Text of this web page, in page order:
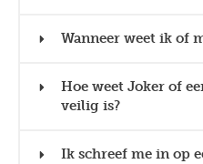
Wanneer weet ik of
Hoe weet Joker of
veilig is?
Ik schreef me in op